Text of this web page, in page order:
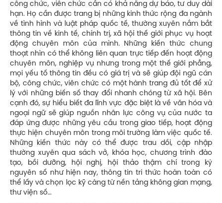
công chức, viên chức cần có khả năng dự báo, tư duy dài
hạn. Họ cần được trang bị những kinh thức rộng đa ngành
về tình hình và luật pháp quốc tế, thường xuyên nắm bắt
thông tin về kinh tế, chính trị, xã hội thế giới phục vụ hoạt
động chuyên môn của mình. Những kiến thức chung
thoạt nhìn có thể không liên quan trực tiếp đến hoạt động
chuyên môn, nghiệp vụ nhưng trong một thế giới phẳng,
mọi yếu tố thông tin đều có giá trị và sẽ giúp đội ngũ cán
bộ, công chức, viên chức có một hành trang đủ tốt để xử
lý với những biến số thay đổi nhanh chóng từ xã hội. Bên
cạnh đó, sự hiểu biết đa lĩnh vực đặc biệt là về văn hóa và
ngoại ngữ sẽ giúp nguồn nhân lực công vụ của nước ta
đáp ứng được những yêu cầu trong giao tiếp, hoạt động
thực hiện chuyên môn trong môi trường làm việc quốc tế.
Những kiến thức này có thể được trau dồi, cập nhập
thường xuyên qua sách vở, khóa học, chương trình đào
tạo, bồi dưỡng, hội nghị, hội thảo thậm chí trong kỷ
nguyên số như hiện nay, thông tin tri thức hoàn toàn có
thể lấy và chọn lọc kỹ càng từ nền tảng không gian mạng,
thư viện số…